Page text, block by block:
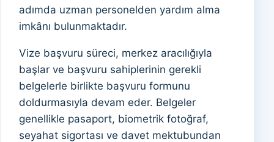
adımda uzman personelden yardım alma
imkânı bulunmaktadır.
Vize başvuru süreci, merkez aracılığıyla
başlar ve başvuru sahiplerinin gerekli
belgelerle birlikte başvuru formunu
doldurmasıyla devam eder. Belgeler
genellikle pasaport, biometrik fotoğraf,
seyahat sigortası ve davet mektubundan